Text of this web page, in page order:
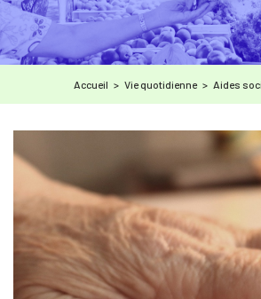
Accueil > Vie quotidienne > Aides